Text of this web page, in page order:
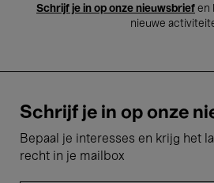
Schrijf je in op onze nieuwsbrief en
nieuwe
Schrijf je in op onze
Bepaal je interesses en krijg het
recht in je mailbox